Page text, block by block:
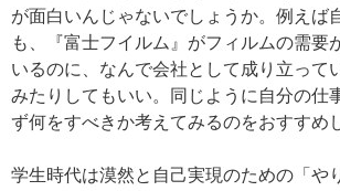
が面白いんじゃないでしょうか。例えば
も、『富士フイルム』がフィルムの需要
いるのに、なんで会社として成り立って
みたりしてもいい。同じように自分の仕
ず何をすべきか考えてみるのをおすすめ
学生時代は漠然と自己実現のための「や